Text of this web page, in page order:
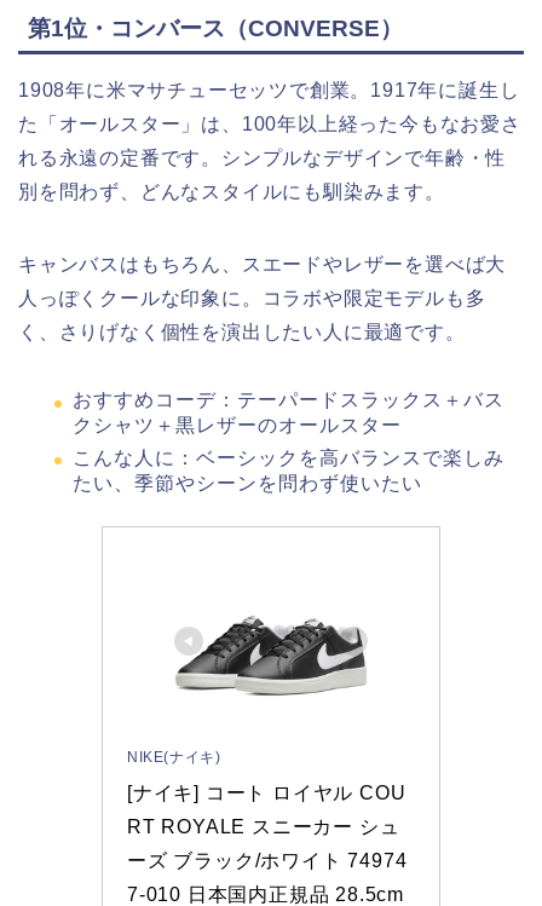
第1位・コンバース（CONVERSE）
1908年に米マサチューセッツで創業。1917年に誕生し
た「オールスター」は、100年以上経った今もなお愛さ
れる永遠の定番です。シンプルなデザインで年齢・性
別を問わず、どんなスタイルにも馴染みます。
キャンバスはもちろん、スエードやレザーを選べば大
人っぽくクールな印象に。コラボや限定モデルも多
く、さりげなく個性を演出したい人に最適です。
おすすめコーデ：テーパードスラックス＋バス
クシャツ＋黒レザーのオールスター
こんな人に：ベーシックを高バランスで楽しみ
たい、季節やシーンを問わず使いたい
NIKE(ナイキ)
[ナイキ] コート ロイヤル COU
RT ROYALE スニーカー シュ
ーズ ブラック/ホワイト 74974
7-010 日本国内正規品 28.5cm